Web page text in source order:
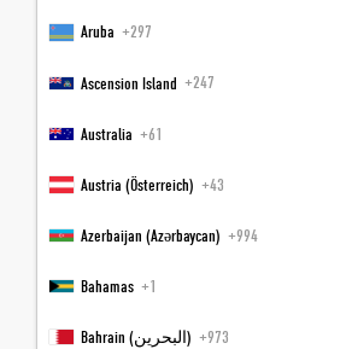
ZIMMER
Zimmer
Aruba +297
Ascension Island +247
Australia +61
Austria (Österreich) +43
Azerbaijan (Azərbaycan) +994
Bahamas +1
Bahrain (‫البحرين‬‎) +973